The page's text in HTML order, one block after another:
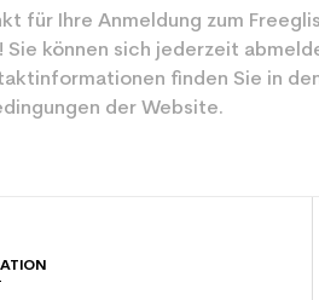
für Ihre Anmeldung zum
können sich jederzeit
finden Sie in
der Website.